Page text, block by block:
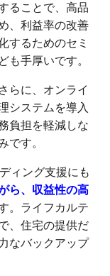
ることで、高品
、利益率の改善
するためのセミ
も手厚いです。
らに、オンライ
システムを導入
負担を軽減しな
です。
ィング支援にも
ら、収益性の高
。ライフカルテ
、住宅の提供だ
なバックアップ